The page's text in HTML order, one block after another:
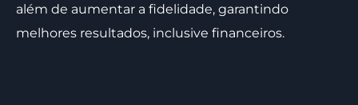
além de aumentar a fidelidade, garantindo
melhores resultados, inclusive financeiros.